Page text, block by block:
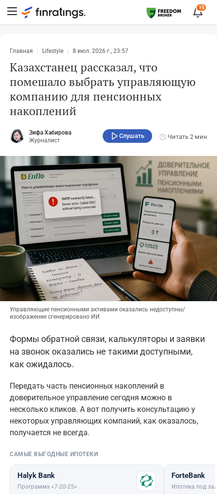
15
Главная Lifestyle 8 июл. 2026 г., 23:57
Казахстанец рассказал, что
помешало выбрать управляющую
компанию для пенсионных
накоплений
Зифа Хабирова
Журналист
Слушать Читать 2 мин
Управляющие пенсионными активами оказались недоступны/
изображение сгенерировано ИИ
Формы обратной связи, калькуляторы и заявки
на звонок оказались не такими доступными,
как ожидалось.
Передать часть пенсионных накоплений в
доверительное управление сегодня можно в
несколько кликов. А вот получить консультацию у
некоторых управляющих компаний, как оказалось,
получается не всегда.
САМЫЕ ВЫГОДНЫЕ ИПОТЕКИ
Halyk Bank
Программа «7-20-25»
ForteBank
Ипотека под